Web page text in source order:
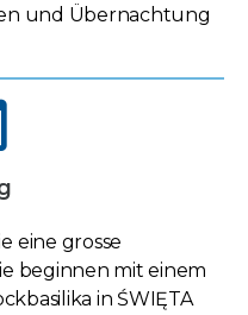
und Übernachtung
eine grosse
beginnen mit einem
in ŚWIĘTA